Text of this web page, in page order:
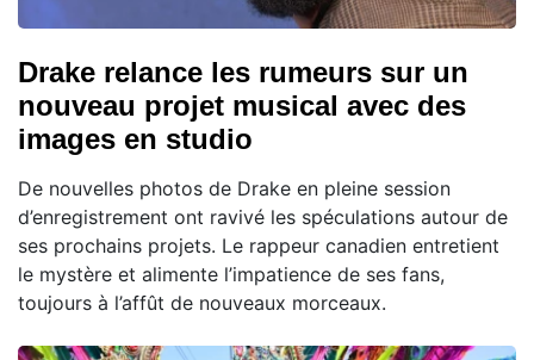
Drake relance les rumeurs sur un
nouveau projet musical avec des
images en studio
De nouvelles photos de Drake en pleine session
d’enregistrement ont ravivé les spéculations autour de
ses prochains projets. Le rappeur canadien entretient
le mystère et alimente l’impatience de ses fans,
toujours à l’affût de nouveaux morceaux.